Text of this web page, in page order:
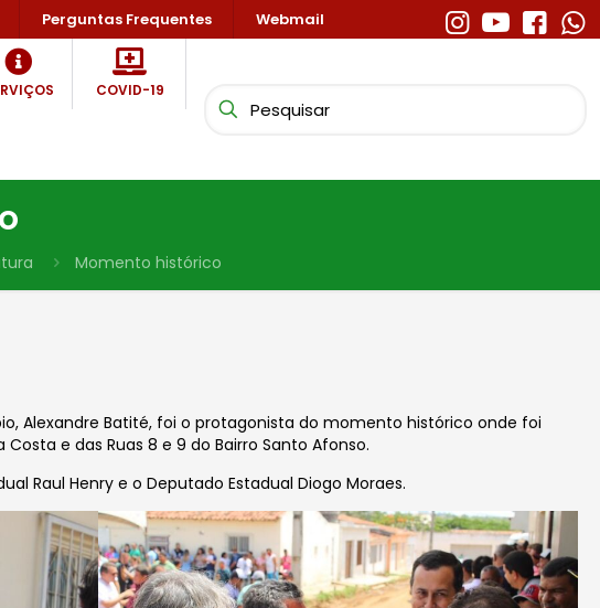
Perguntas Frequentes Webmail
COVID-19
Momento histórico
Alexandre Batité, foi o protagonista do momento histórico onde foi
e das Ruas 8 e 9 do Bairro Santo Afonso.
Raul Henry e o Deputado Estadual Diogo Moraes.